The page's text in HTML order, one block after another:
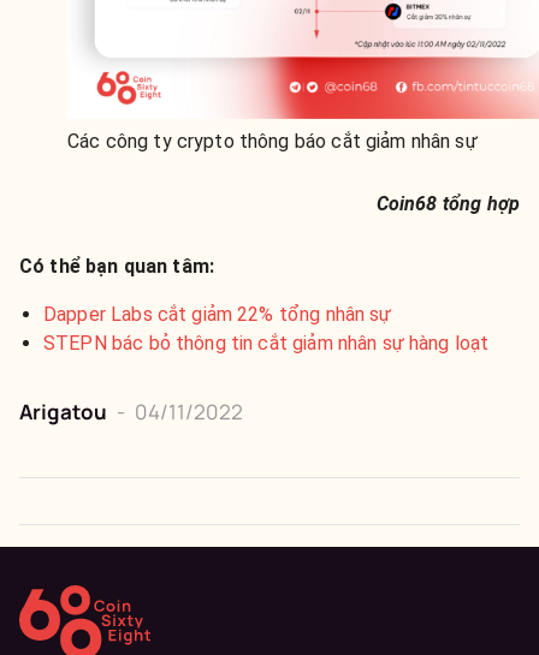
Các công ty crypto thông báo cắt giảm nhân sự
Coin68 tổng hợp
Có thể bạn quan tâm:
Dapper Labs cắt giảm 22% tổng nhân sự
STEPN bác bỏ thông tin cắt giảm nhân sự hàng loạt
Arigatou - 04/11/2022